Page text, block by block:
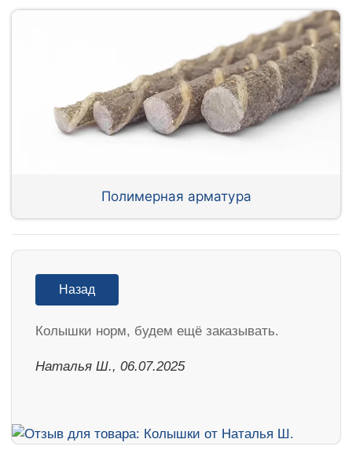
Полимерная арматура
Назад
Колышки норм, будем ещё заказывать.
Наталья Ш., 06.07.2025